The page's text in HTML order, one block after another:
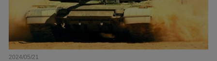
2024/05/21